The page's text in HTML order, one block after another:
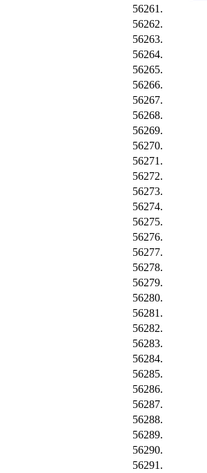
56261.
56262.
56263.
56264.
56265.
56266.
56267.
56268.
56269.
56270.
56271.
56272.
56273.
56274.
56275.
56276.
56277.
56278.
56279.
56280.
56281.
56282.
56283.
56284.
56285.
56286.
56287.
56288.
56289.
56290.
56291.